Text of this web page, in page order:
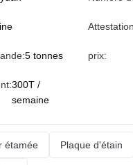
5 tonnes prix:
300T /
semaine
étamée Plaque d'étain